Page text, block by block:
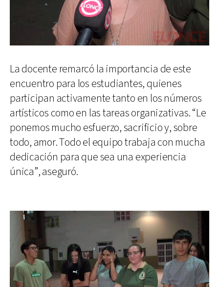
La docente remarcó la importancia de este
encuentro para los estudiantes, quienes
participan activamente tanto en los números
artísticos como en las tareas organizativas. “Le
ponemos mucho esfuerzo, sacrificio y, sobre
todo, amor. Todo el equipo trabaja con mucha
dedicación para que sea una experiencia
única”, aseguró.